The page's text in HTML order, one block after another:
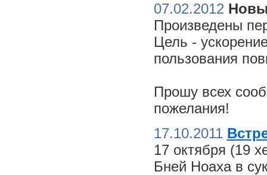
07.02.2012
Произведены
Цель -
пользования
Прошу всех
пожелания!
17.10.2011
17 октября (19
Бней Ноаха в